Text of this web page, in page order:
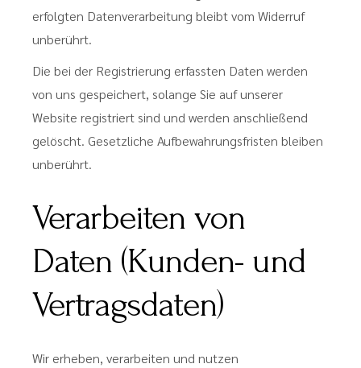
erfolgten Datenverarbeitung bleibt vom Widerruf
unberührt.
Die bei der Registrierung erfassten Daten werden
von uns gespeichert, solange Sie auf unserer
Website registriert sind und werden anschließend
gelöscht. Gesetzliche Aufbewahrungsfristen bleiben
unberührt.
Verarbeiten von
Daten (Kunden- und
Vertragsdaten)
Wir erheben, verarbeiten und nutzen